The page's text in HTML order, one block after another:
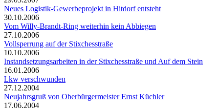
Neues Logistik-Gewerbeprojekt in Hitdorf entsteht
30.10.2006
Vom Willy-Brandt-Ring weiterhin kein Abbiegen
27.10.2006
Vollsperrung auf der Stixchesstraße
10.10.2006
Instandsetzungsarbeiten in der Stixchesstraße und Auf dem Stein
16.01.2006
Lkw verschwunden
27.12.2004
Neujahrsgruß von Oberbürgermeister Ernst Küchler
17.06.2004